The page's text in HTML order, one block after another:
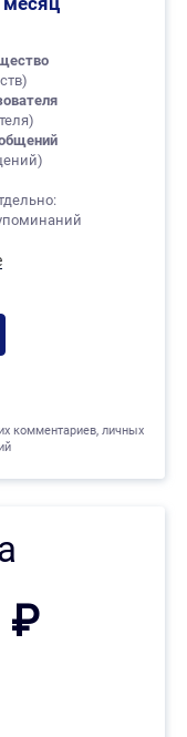
комментариев, личных
₽